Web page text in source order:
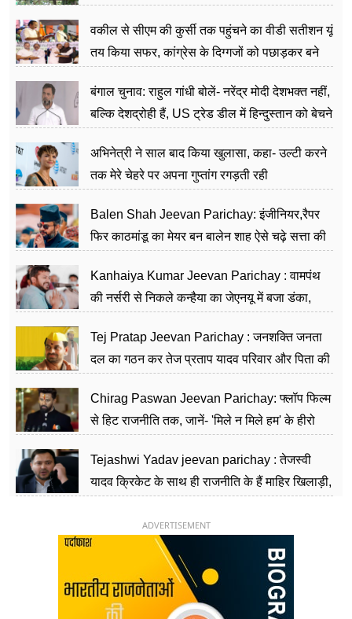
वकील से सीएम की कुर्सी तक पहुंचने का वीडी सतीशन यूं
तय किया सफर, कांग्रेस के दिग्गजों को पछाड़कर बने
बंगाल चुनाव: राहुल गांधी बोलें- नरेंद्र मोदी देशभक्त नहीं,
बल्कि देशद्रोही हैं, US ट्रेड डील में हिन्दुस्तान को बेचने
अभिनेत्री ने साल बाद किया खुलासा, कहा- उल्टी करने
तक मेरे चेहरे पर अपना गुप्तांग रगड़ती रही
Balen Shah Jeevan Parichay: इंजीनियर,रैपर
फिर काठमांडू का मेयर बन बालेन शाह ऐसे चढ़े सत्ता की
Kanhaiya Kumar Jeevan Parichay : वामपंथ
की नर्सरी से निकले कन्हैया का जेएनयू में बजा डंका,
Tej Pratap Jeevan Parichay : जनशक्ति जनता
दल का गठन कर तेज प्रताप यादव परिवार और पिता की
Chirag Paswan Jeevan Parichay: फ्लॉप फिल्म
से हिट राजनीति तक, जानें- 'मिले न मिले हम' के हीरो
Tejashwi Yadav jeevan parichay : तेजस्वी
यादव क्रिकेट के साथ ही राजनीति के हैं माहिर खिलाड़ी,
ADVERTISEMENT